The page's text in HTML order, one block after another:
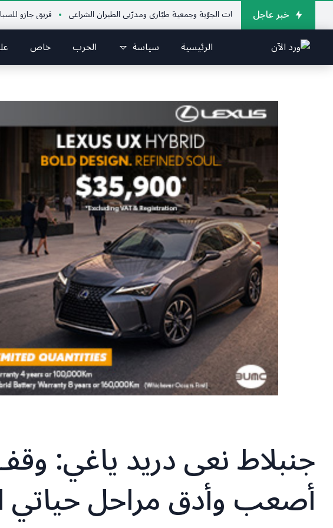
خبر عاجل
اللبناني للرياضات الجوّية وجمعية طيّاري ومدرّبي الطيران الشراعي فريق جازو للسباقات يحرز
الرئيسية سياسة الحرب خاص
جنبلاط نعى دريد ياغي:
أصعب وأدق مراحل حياتي